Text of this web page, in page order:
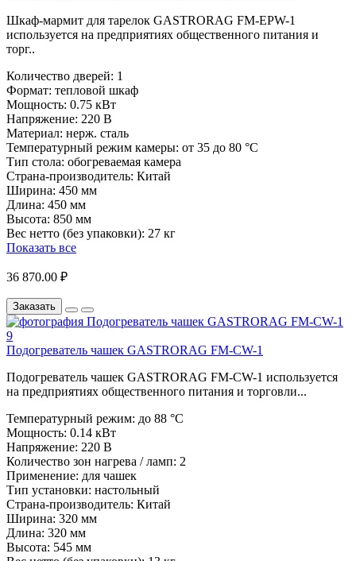
Шкаф-мармит для тарелок GASTRORAG FM-EPW-1
используется на предприятиях общественного питания и
торг..
Количество дверей: 1
Формат: тепловой шкаф
Мощность: 0.75 кВт
Напряжение: 220 В
Материал: нерж. сталь
Температурный режим камеры: от 35 до 80 °С
Тип стола: обогреваемая камера
Страна-производитель: Китай
Ширина: 450 мм
Длина: 450 мм
Высота: 850 мм
Вес нетто (без упаковки): 27 кг
Показать все
36 870.00 ₽
Заказать
Подогреватель чашек GASTRORAG FM-CW-1
Подогреватель чашек GASTRORAG FM-CW-1 используется
на предприятиях общественного питания и торговли...
Температурный режим: до 88 °C
Мощность: 0.14 кВт
Напряжение: 220 В
Количество зон нагрева / ламп: 2
Применение: для чашек
Тип установки: настольный
Страна-производитель: Китай
Ширина: 320 мм
Длина: 320 мм
Высота: 545 мм